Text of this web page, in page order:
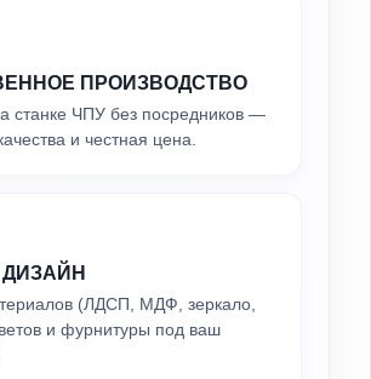
ПРОИЗВОДСТВО
станке ЧПУ без посредников —
и честная цена.
(ЛДСП, МДФ, зеркало,
и фурнитуры под ваш